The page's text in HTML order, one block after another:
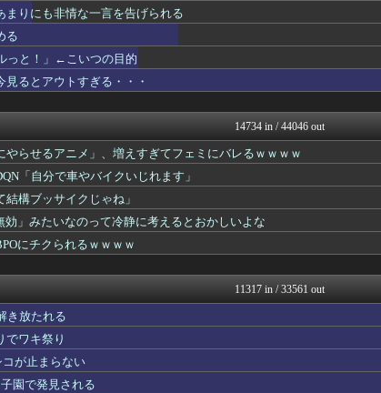
･』⇒！！！
ｗｗｗｗｗ
筋肉速報
イ『ある事実』に気付くｗ...
おうまがタイムズ
いつの上位互換とか出たり...
原神速報 | GENSHI...
シピ
アルファルファモザイク＠ネ...
、その理由が終わっていた…...
オレ的ゲーム速報＠刃
パチンコ・パチスロ.com
ｗｗｗｗｗｗ
止も聞かず日本の領土で軍...
かんにゅー -韓国の反応-
化している模様ｗｗｗｗｗ...
漫画まとめ速報
と批判
あり】
芸能人の気になる噂
ガールズVIPまとめ
wwww
バズッター速報
8月14日(金)配信決定...
楽観的すぎる未来予測...
るよ！性接待がバレち...
ハウメニージャパン！
なんじぇいスタジアム＠なん...
わる
まりにも非情な一言を告げられる
る
っと！」←こいつの目的
るとアウトすぎる・・・
14734 in / 44046 out
やらせるアニメ」、増えすぎてフェミにバレるｗｗｗｗ
「自分で車やバイクいじれます」
構ブッサイクじゃね」
効」みたいなのって冷静に考えるとおかしいよな
にチクられるｗｗｗｗ
11317 in / 33561 out
き放たれる
でワキ祭り
コが止まらない
園で発見される